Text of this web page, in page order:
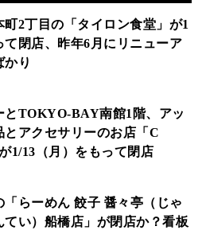
町2丁目の「タイロン食堂」が1
て閉店、昨年6月にリニューア
かり
とTOKYO‐BAY南館1階、アッ
とアクセサリーのお店「C
1/13（月）をもって閉店
「らーめん 餃子 醤々亭（じゃ
てい）船橋店」が閉店か？看板